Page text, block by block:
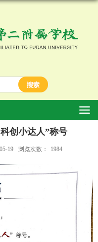
创小达人”称号
19 浏览次数： 1984